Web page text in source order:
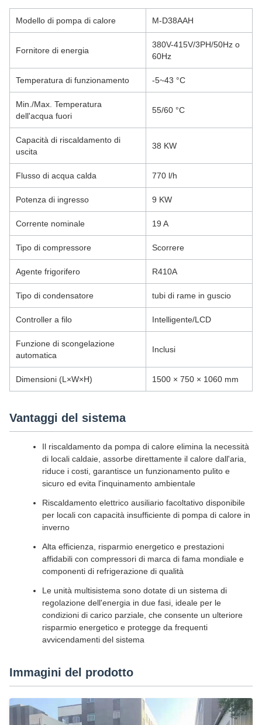
Modello di pompa di calore M-D38AAH
Fornitore di energia
380V-415V/3PH/50Hz o
60Hz
Temperatura di funzionamento -5~43 °C
Min./Max. Temperatura
dell'acqua fuori
55/60 °C
Capacità di riscaldamento di
uscita
38 KW
Flusso di acqua calda 770 l/h
Potenza di ingresso 9 KW
Corrente nominale 19 A
Tipo di compressore Scorrere
Agente frigorifero R410A
Tipo di condensatore tubi di rame in guscio
Controller a filo Intelligente/LCD
Funzione di scongelazione
automatica
Inclusi
Dimensioni (L×W×H) 1500 × 750 × 1060 mm
Vantaggi del sistema
Il riscaldamento da pompa di calore elimina la necessità
di locali caldaie, assorbe direttamente il calore dall'aria,
riduce i costi, garantisce un funzionamento pulito e
sicuro ed evita l'inquinamento ambientale
Riscaldamento elettrico ausiliario facoltativo disponibile
per locali con capacità insufficiente di pompa di calore in
inverno
Alta efficienza, risparmio energetico e prestazioni
affidabili con compressori di marca di fama mondiale e
componenti di refrigerazione di qualità
Le unità multisistema sono dotate di un sistema di
regolazione dell'energia in due fasi, ideale per le
condizioni di carico parziale, che consente un ulteriore
risparmio energetico e protegge da frequenti
avvicendamenti del sistema
Immagini del prodotto